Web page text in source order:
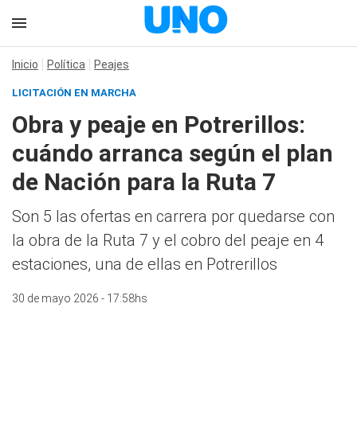
Inicio Política Peajes
LICITACIÓN EN MARCHA
Obra y peaje en Potrerillos:
cuándo arranca según el plan
de Nación para la Ruta 7
Son 5 las ofertas en carrera por quedarse con
la obra de la Ruta 7 y el cobro del peaje en 4
estaciones, una de ellas en Potrerillos
30 de mayo 2026 - 17:58hs